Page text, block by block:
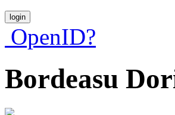
OpenID?
Bordeasu